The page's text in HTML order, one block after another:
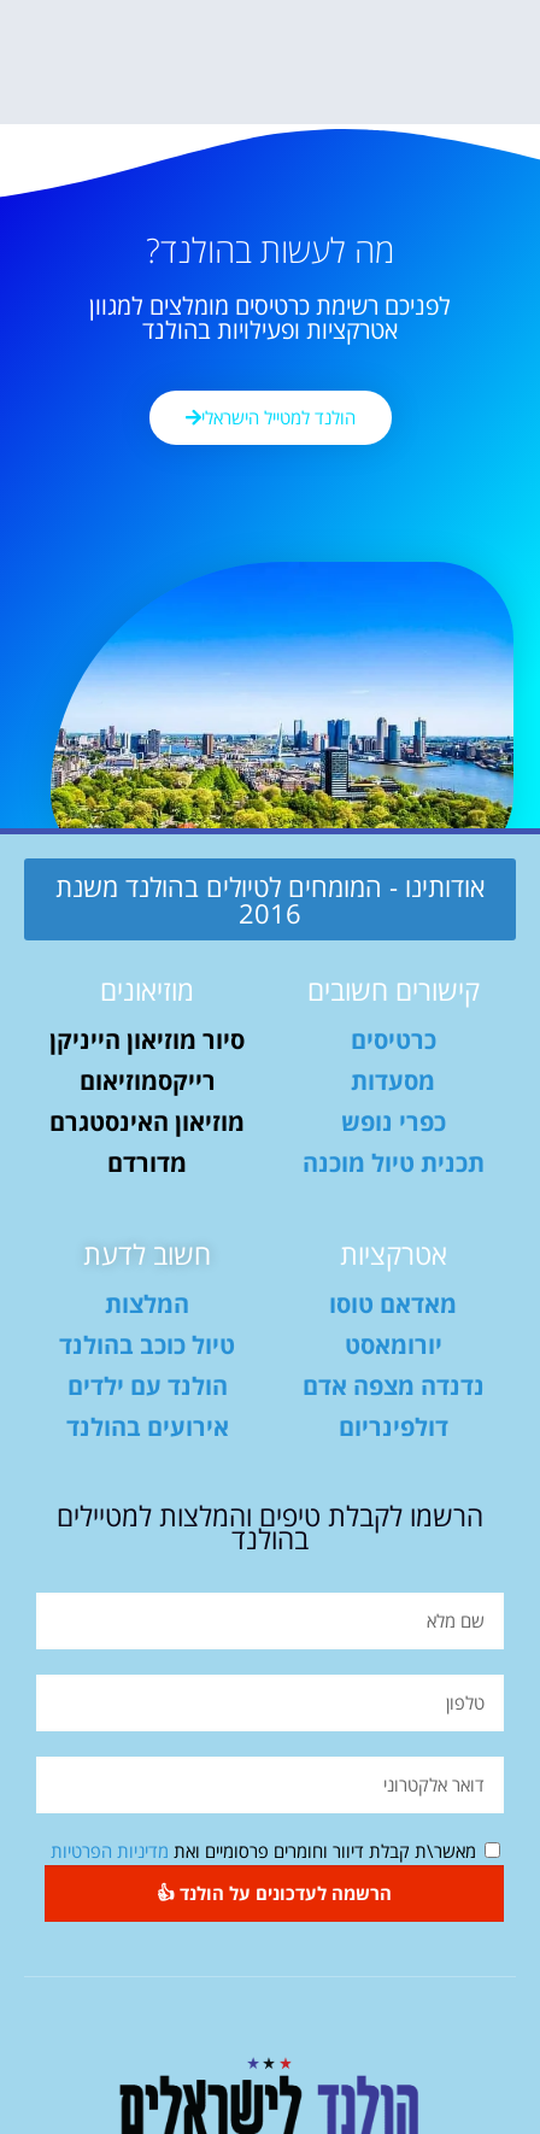
מה לעשות בהולנד?
לפניכם רשימת כרטיסים מומלצים למגוון
אטרקציות ופעילויות בהולנד
הולנד למטייל הישראלי
אודותינו - המומחים לטיולים בהולנד משנת
2016
קישורים חשובים
כרטיסים
מסעדות
כפרי נופש
תכנית טיול מוכנה
מוזיאונים
סיור מוזיאון הייניקן
רייקסמוזיאום
מוזיאון האינסטגרם
מדורדם
אטרקציות
מאדאם טוסו
יורומאסט
נדנדה מצפה אדם
דולפינריום
חשוב לדעת
המלצות
טיול כוכב בהולנד
הולנד עם ילדים
אירועים בהולנד
הרשמו לקבלת טיפים והמלצות למטיילים
בהולנד
מאשר\ת קבלת דיוור וחומרים פרסומיים ואת מדיניות הפרטיות
הרשמה לעדכונים על הולנד 👍